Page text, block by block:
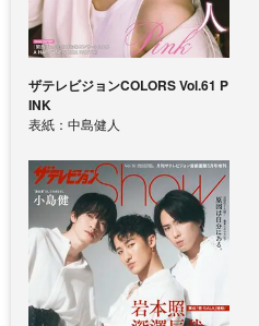
ザテレビジョンCOLORS Vol.61 P
INK
表紙：中島健人